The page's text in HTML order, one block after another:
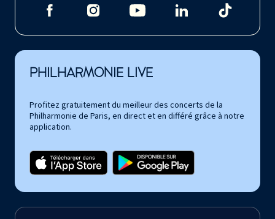
PHILHARMONIE LIVE
Profitez gratuitement du meilleur des concerts de la
Philharmonie de Paris, en direct et en différé grâce à notre
application.